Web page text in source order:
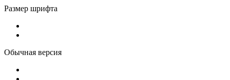
Размер шрифта
Обычная версия